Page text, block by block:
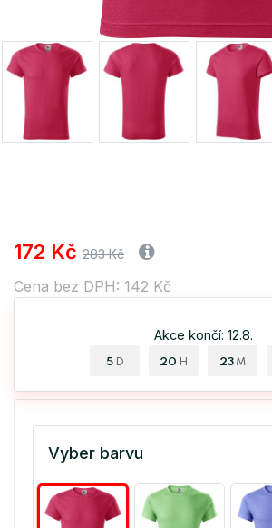
172 Kč 283 Kč
Cena bez DPH: 142 Kč
Akce končí: 12.8.
5 D 20 H 23 M
Vyber barvu